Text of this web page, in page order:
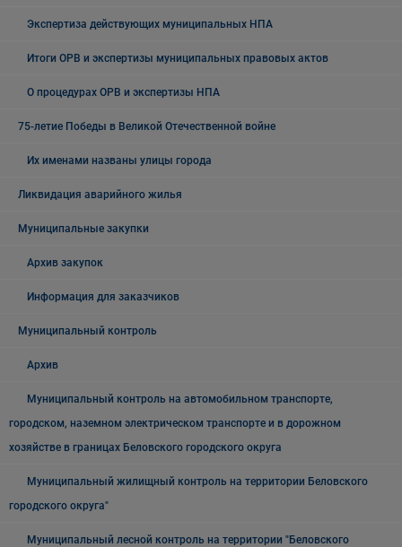
Экспертиза действующих муниципальных НПА
Итоги ОРВ и экспертизы муниципальных правовых актов
О процедурах ОРВ и экспертизы НПА
75-летие Победы в Великой Отечественной войне
Их именами названы улицы города
Ликвидация аварийного жилья
Муниципальные закупки
Архив закупок
Информация для заказчиков
Муниципальный контроль
Архив
Муниципальный контроль на автомобильном транспорте,
городском, наземном электрическом транспорте и в дорожном
хозяйстве в границах Беловского городского округа
Муниципальный жилищный контроль на территории Беловского
городского округа"
Муниципальный лесной контроль на территории "Беловского